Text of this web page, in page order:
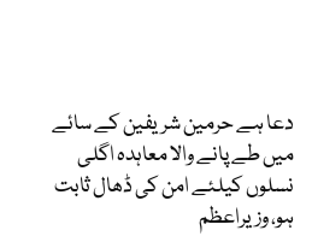
دعا ہے حرمین شریفین کے سائے
میں طے پانے والا معاہدہ اگلی
نسلوں کیلئے امن کی ڈھال ثابت
ہو، وزیراعظم